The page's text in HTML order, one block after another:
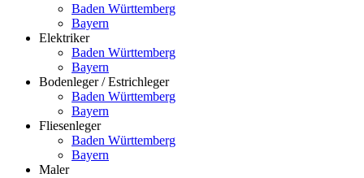
Baden Württemberg
Bayern
Elektriker
Baden Württemberg
Bayern
Bodenleger / Estrichleger
Baden Württemberg
Bayern
Fliesenleger
Baden Württemberg
Bayern
Maler